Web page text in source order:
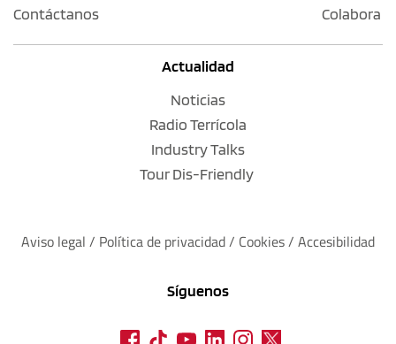
Contáctanos
Colabora
Actualidad
Noticias
Radio Terrícola
Industry Talks
Tour Dis-Friendly
Aviso legal / Política de privacidad / Cookies / Accesibilidad
Síguenos